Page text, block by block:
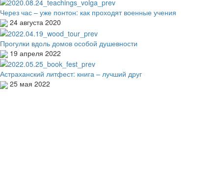
Через час – уже понтон: как проходят военные учения
24 августа 2020
Прогулки вдоль домов особой душевности
19 апреля 2022
Астраханский литфест: книга – лучший друг
25 мая 2022